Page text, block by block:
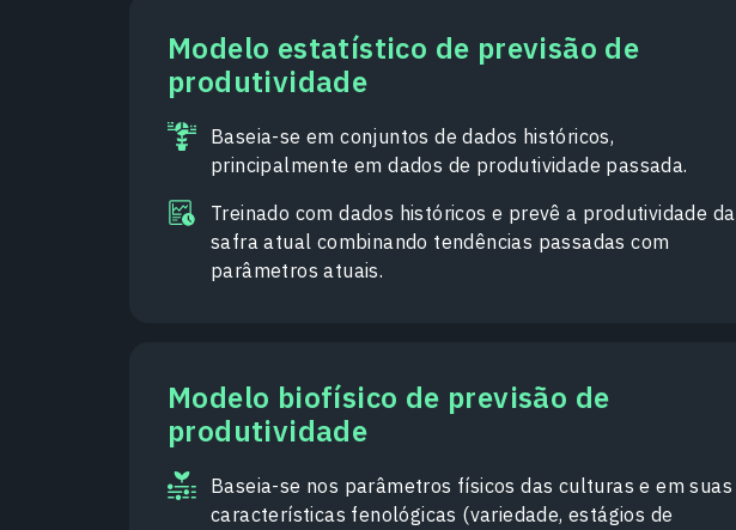
Modelo estatístico de previsão de
produtividade
Baseia-se em conjuntos de dados históricos,
principalmente em dados de produtividade passada.
Treinado com dados históricos e prevê a produtividade da
safra atual combinando tendências passadas com
parâmetros atuais.
Modelo biofísico de previsão de
produtividade
Baseia-se nos parâmetros físicos das culturas e em suas
características fenológicas (variedade, estágios de